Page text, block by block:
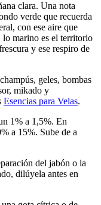
clara. Una nota
verde que recuerda
con ese aire que
lo marino es el territorio
y ese respiro de
geles, bombas
mikado y
Esencias para Velas.
1% a 1,5%. En
a 15%. Sube de a
del jabón o la
dilúyela antes en